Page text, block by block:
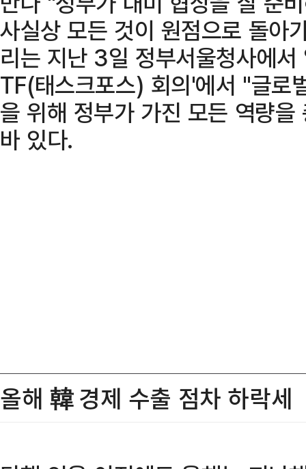
사실상 모든 것이 원점으로 돌아
리는 지난 3일 정부서울청사에
TF(태스크포스) 회의'에서 "글로
을 위해 정부가 가진 모든 역량
바 있다.
올해 韓 경제 수출 점차 하락세